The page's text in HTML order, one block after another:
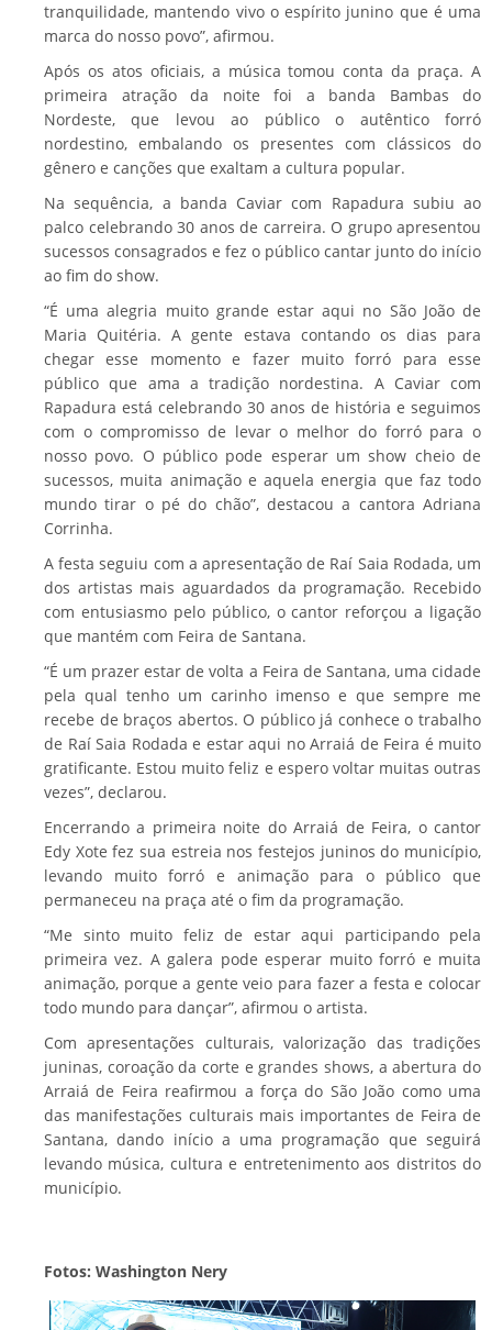
tranquilidade, mantendo vivo o espírito junino que é uma
marca do nosso povo”, afirmou.
Após os atos oficiais, a música tomou conta da praça. A
primeira atração da noite foi a banda Bambas do
Nordeste, que levou ao público o autêntico forró
nordestino, embalando os presentes com clássicos do
gênero e canções que exaltam a cultura popular.
Na sequência, a banda Caviar com Rapadura subiu ao
palco celebrando 30 anos de carreira. O grupo apresentou
sucessos consagrados e fez o público cantar junto do início
ao fim do show.
“É uma alegria muito grande estar aqui no São João de
Maria Quitéria. A gente estava contando os dias para
chegar esse momento e fazer muito forró para esse
público que ama a tradição nordestina. A Caviar com
Rapadura está celebrando 30 anos de história e seguimos
com o compromisso de levar o melhor do forró para o
nosso povo. O público pode esperar um show cheio de
sucessos, muita animação e aquela energia que faz todo
mundo tirar o pé do chão”, destacou a cantora Adriana
Corrinha.
A festa seguiu com a apresentação de Raí Saia Rodada, um
dos artistas mais aguardados da programação. Recebido
com entusiasmo pelo público, o cantor reforçou a ligação
que mantém com Feira de Santana.
“É um prazer estar de volta a Feira de Santana, uma cidade
pela qual tenho um carinho imenso e que sempre me
recebe de braços abertos. O público já conhece o trabalho
de Raí Saia Rodada e estar aqui no Arraiá de Feira é muito
gratificante. Estou muito feliz e espero voltar muitas outras
vezes”, declarou.
Encerrando a primeira noite do Arraiá de Feira, o cantor
Edy Xote fez sua estreia nos festejos juninos do município,
levando muito forró e animação para o público que
permaneceu na praça até o fim da programação.
“Me sinto muito feliz de estar aqui participando pela
primeira vez. A galera pode esperar muito forró e muita
animação, porque a gente veio para fazer a festa e colocar
todo mundo para dançar”, afirmou o artista.
Com apresentações culturais, valorização das tradições
juninas, coroação da corte e grandes shows, a abertura do
Arraiá de Feira reafirmou a força do São João como uma
das manifestações culturais mais importantes de Feira de
Santana, dando início a uma programação que seguirá
levando música, cultura e entretenimento aos distritos do
município.
Fotos: Washington Nery